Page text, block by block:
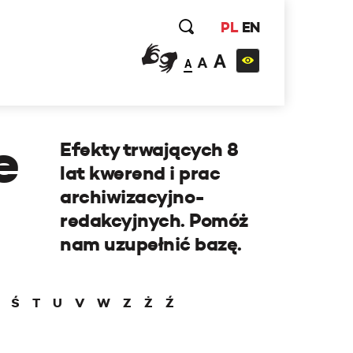
PL EN
A A A
Efekty trwających 8
lat kwerend i prac
archiwizacyjno-
redakcyjnych. Pomóż
nam uzupełnić bazę.
Ś T U V W Z Ż Ź